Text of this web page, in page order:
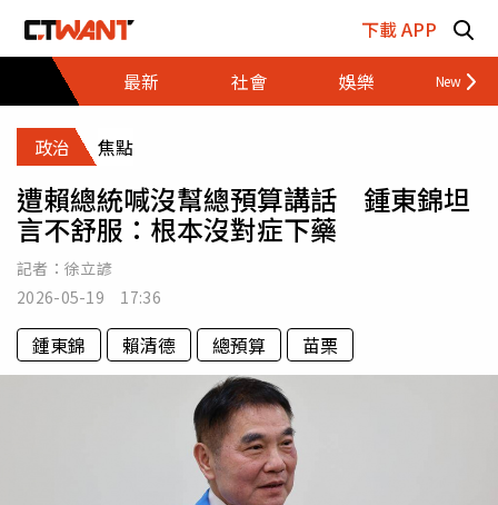
下載 APP
最新
社會 娛樂 財經
政治 焦點
遭賴總統喊沒幫總預算講話 鍾東錦坦
言不舒服：根本沒對症下藥
記者： 徐立諺
2026-05-19 17:36
鍾東錦 賴清德 總預算 苗栗